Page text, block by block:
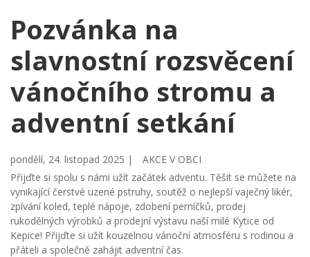
Pozvánka na
slavnostní rozsvěcení
vánočního stromu a
adventní setkání
pondělí, 24. listopad 2025 |
AKCE V OBCI
Přijďte si spolu s námi užít začátek adventu. Těšit se můžete na
vynikající čerstvé uzené pstruhy, soutěž o nejlepší vaječný likér,
zpívání koled, teplé nápoje, zdobení perníčků, prodej
rukodělných výrobků a prodejní výstavu naší milé Kytice od
Kepice! Přijďte si užít kouzelnou vánoční atmosféru s rodinou a
přáteli a společně zahájit adventní čas.